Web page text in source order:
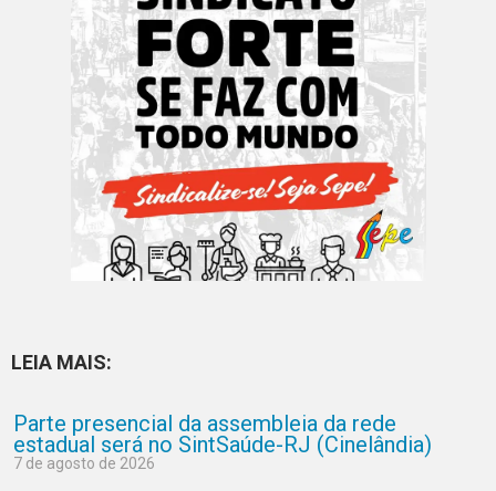
LEIA MAIS:
Parte presencial da assembleia da rede
estadual será no SintSaúde-RJ (Cinelândia)
7 de agosto de 2026